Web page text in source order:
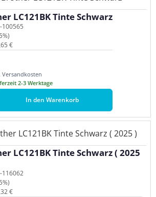
LC121BK Tinte Schwarz
€
Versandkosten
2-3 Werktage
In den Warenkorb
LC121BK Tinte Schwarz ( 2025
116062
€